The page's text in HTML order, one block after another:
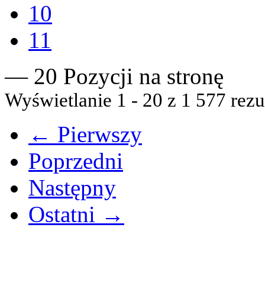
10
11
— 20 Pozycji na stronę
Wyświetlanie 1 - 20 z 1 577
← Pierwszy
Poprzedni
Następny
Ostatni →